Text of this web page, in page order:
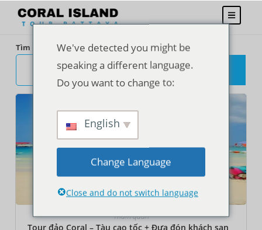
Tham quan
Tour đảo Coral – Tàu cao tốc + Đưa đón khách sạn
Tìm kiếm
We've detected you might be
speaking a different language.
Do you want to change to:
English
Change Language
Close and do not switch language